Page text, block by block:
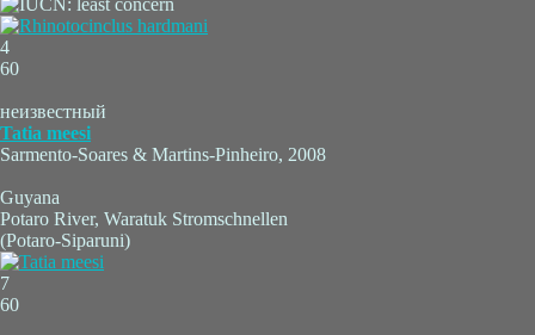
4
60
неизвестный
Tatia meesi
Sarmento-Soares & Martins-Pinheiro, 2008
Guyana
Potaro River, Waratuk Stromschnellen
(Potaro-Siparuni)
7
60